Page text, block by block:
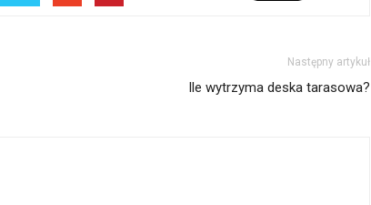
Następny artykuł
Ile wytrzyma deska tarasowa?